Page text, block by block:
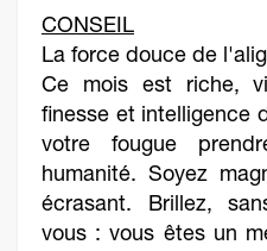
CONSEIL
La force douce de
Ce mois est riche,
finesse et intelligence
votre fougue
humanité. Soyez
écrasant. Brillez,
vous : vous êtes un